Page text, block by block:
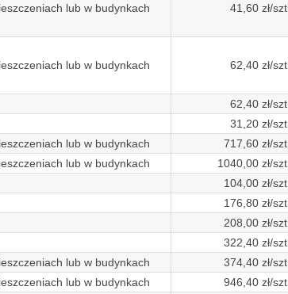
lub w budynkach 41,60 zł/szt.
lub w budynkach 62,40 zł/szt.
62,40 zł/szt.
31,20 zł/szt.
lub w budynkach
717,60 zł/szt.
lub w budynkach
1040,00 zł/szt.
104,00 zł/szt.
176,80 zł/szt.
208,00 zł/szt.
322,40 zł/szt.
lub w budynkach
374,40 zł/szt.
lub w budynkach
946,40 zł/szt.